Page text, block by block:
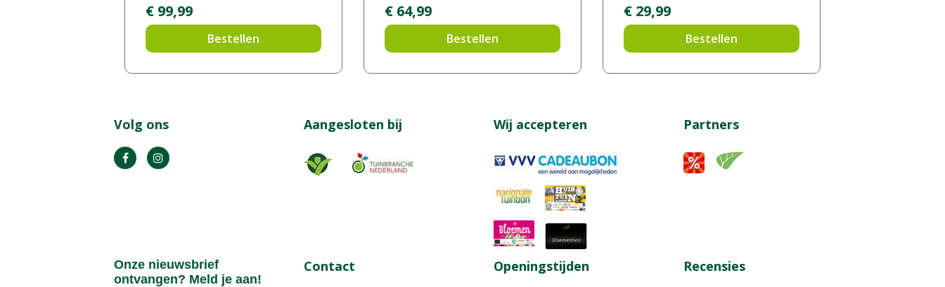
€ 99,99
Bestellen
€ 64,99
Bestellen
€ 29,99
Bestellen
Volg ons Aangesloten bij Wij accepteren Partners
Onze nieuwsbrief
ontvangen? Meld je aan!
Contact Openingstijden Recensies